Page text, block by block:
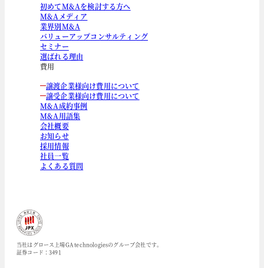
初めてM&Aを検討する方へ
M&Aメディア
業界別M&A
バリューアップコンサルティング
セミナー
選ばれる理由
費用
譲渡企業様向け費用について
譲受企業様向け費用について
M&A成約事例
M&A用語集
会社概要
お知らせ
採用情報
社員一覧
よくある質問
当社はグロース上場GA technologiesのグループ会社です。
証券コード：3491